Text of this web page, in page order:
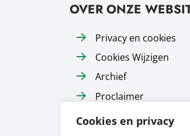
Cookies en privacy
OVER ONZE
Privacy en cookies
Cookies Wijzigen
Archief
Proclaimer
Responsible disclosure